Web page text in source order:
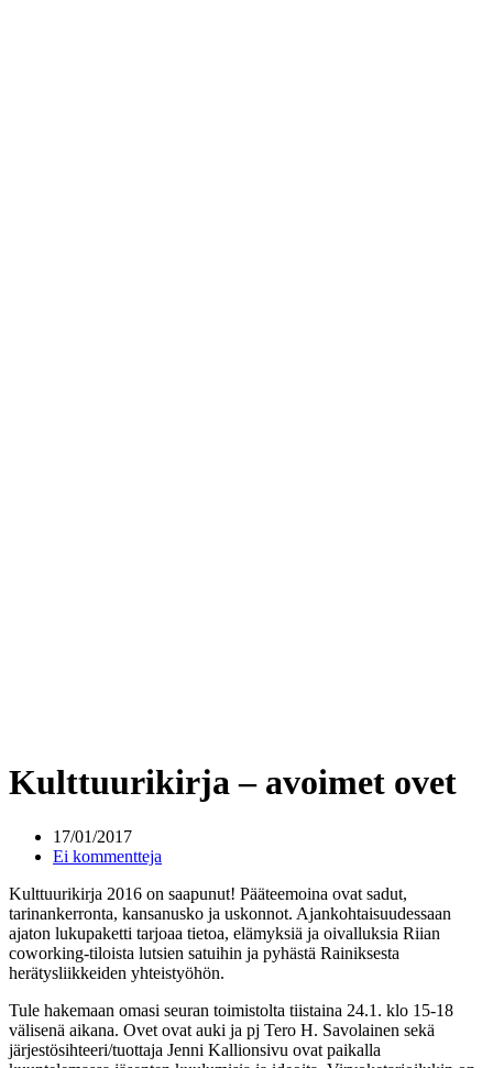
Kulttuurikirja – avoimet ovet
17/01/2017
Ei kommentteja
Kulttuurikirja 2016 on saapunut! Pääteemoina ovat sadut,
tarinankerronta, kansanusko ja uskonnot. Ajankohtaisuudessaan
ajaton lukupaketti tarjoaa tietoa, elämyksiä ja oivalluksia Riian
coworking-tiloista lutsien satuihin ja pyhästä Rainiksesta
herätysliikkeiden yhteistyöhön.
Tule hakemaan omasi seuran toimistolta tiistaina 24.1. klo 15-18
välisenä aikana. Ovet ovat auki ja pj Tero H. Savolainen sekä
järjestösihteeri/tuottaja Jenni Kallionsivu ovat paikalla